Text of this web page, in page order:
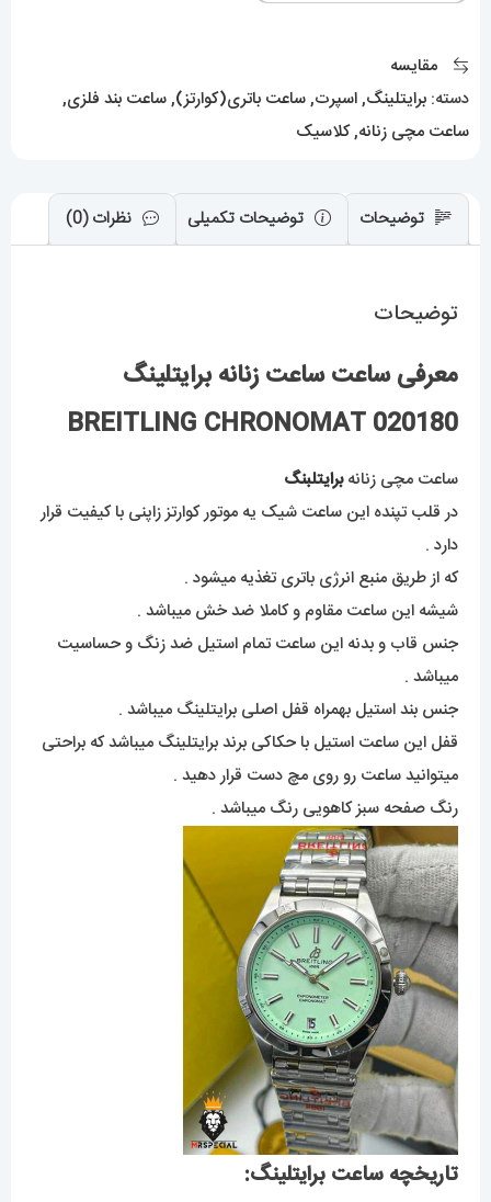
عدد
مقایسه
دسته: برایتلینگ,اسپرت,ساعت باتری(کوارتز),ساعت بند فلزی,
ساعت مچی زنانه,کلاسیک
توضیحات توضیحات تکمیلی نظرات (0)
توضیحات
معرفی ساعت ساعت زنانه برایتلینگ
BREITLING CHRONOMAT 020180
ساعت مچی زنانهبرایتلبنگ
در قلب تپنده این ساعت شیک یه موتور کوارتز زاپنی با کیفیت قرار
دارد .
که از طریق منبع انرژی باتری تغذیه میشود .
شیشه این ساعت مقاوم و کاملا ضد خش میباشد .
جنس قاب و بدنه این ساعت تمام استیل ضد زنگ و حساسیت
میباشد .
جنس بند استیل بهمراه قفل اصلی برایتلینگ میباشد .
قفل این ساعت استیل با حکاکی برند برایتلینگ میباشد که براحتی
میتوانید ساعت رو روی مچ دست قرار دهید .
رنگ صفحه سبز کاهویی رنگ میباشد .
تاریخچه ساعت برایتلینگ: